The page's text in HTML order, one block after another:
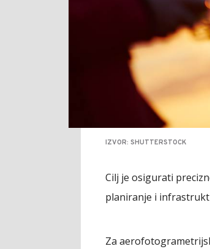
IZVOR: SHUTTERSTOCK
Cilj je osigurati
planiranje i
Za